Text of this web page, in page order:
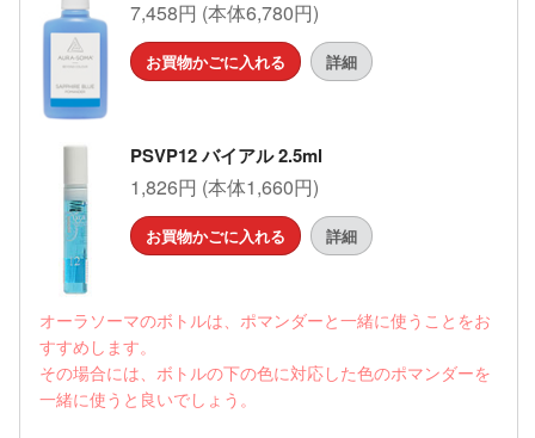
7,458円 (本体6,780円)
お買物かごに入れる 詳細
PSVP12 バイアル 2.5ml
1,826円 (本体1,660円)
お買物かごに入れる 詳細
オーラソーマのボトルは、ポマンダーと一緒に使うことをお
すすめします。
その場合には、ボトルの下の色に対応した色のポマンダーを
一緒に使うと良いでしょう。